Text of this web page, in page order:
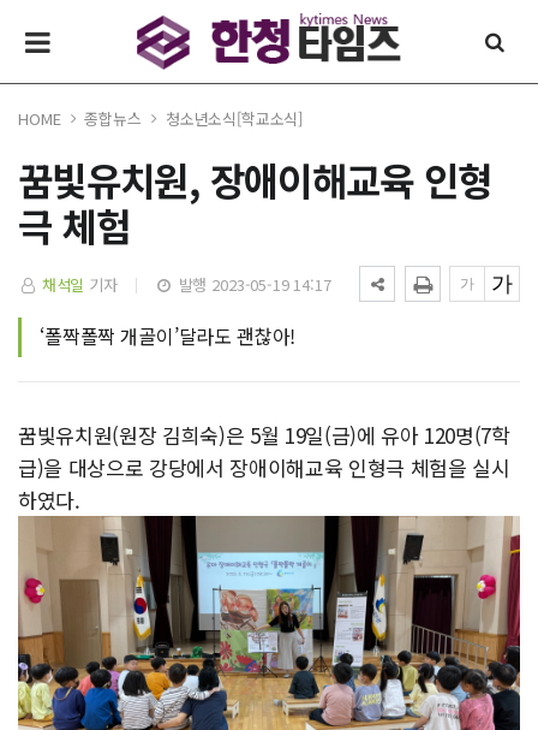
HOME 종합뉴스 청소년소식[학교소식]
꿈빛유치원, 장애이해교육 인형
극 체험
채석일 기자 발행 2023-05-19 14:17
‘폴짝폴짝 개골이’달라도 괜찮아!
꿈빛유치원(원장 김희숙)은 5월 19일(금)에 유아 120명(7학
급)을 대상으로 강당에서 장애이해교육 인형극 체험을 실시
하였다.